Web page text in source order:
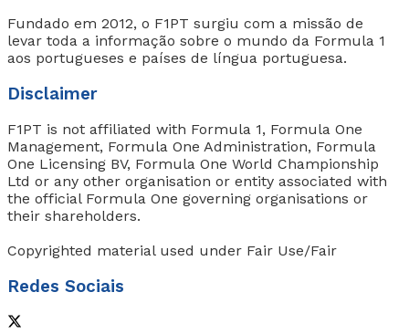
Fundado em 2012, o F1PT surgiu com a missão de
levar toda a informação sobre o mundo da Formula 1
aos portugueses e países de língua portuguesa.
Disclaimer
F1PT is not affiliated with Formula 1, Formula One
Management, Formula One Administration, Formula
One Licensing BV, Formula One World Championship
Ltd or any other organisation or entity associated with
the official Formula One governing organisations or
their shareholders.
Copyrighted material used under Fair Use/Fair
Redes Sociais